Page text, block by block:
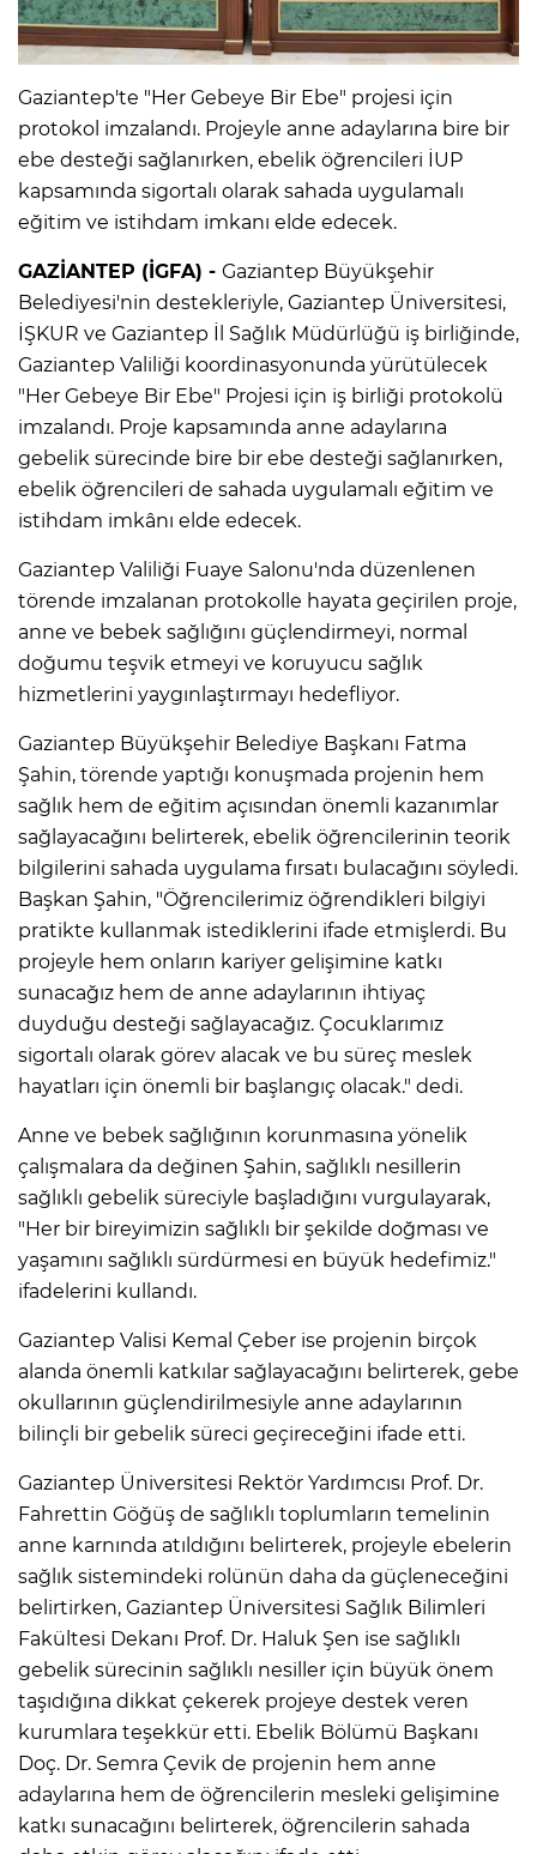
Gaziantep'te "Her Gebeye Bir Ebe" projesi için
protokol imzalandı. Projeyle anne adaylarına bire bir
ebe desteği sağlanırken, ebelik öğrencileri İUP
kapsamında sigortalı olarak sahada uygulamalı
eğitim ve istihdam imkanı elde edecek.
GAZİANTEP (İGFA) - Gaziantep Büyükşehir
Belediyesi'nin destekleriyle, Gaziantep Üniversitesi,
İŞKUR ve Gaziantep İl Sağlık Müdürlüğü iş birliğinde,
Gaziantep Valiliği koordinasyonunda yürütülecek
"Her Gebeye Bir Ebe" Projesi için iş birliği protokolü
imzalandı. Proje kapsamında anne adaylarına
gebelik sürecinde bire bir ebe desteği sağlanırken,
ebelik öğrencileri de sahada uygulamalı eğitim ve
istihdam imkânı elde edecek.
Gaziantep Valiliği Fuaye Salonu'nda düzenlenen
törende imzalanan protokolle hayata geçirilen proje,
anne ve bebek sağlığını güçlendirmeyi, normal
doğumu teşvik etmeyi ve koruyucu sağlık
hizmetlerini yaygınlaştırmayı hedefliyor.
Gaziantep Büyükşehir Belediye Başkanı Fatma
Şahin, törende yaptığı konuşmada projenin hem
sağlık hem de eğitim açısından önemli kazanımlar
sağlayacağını belirterek, ebelik öğrencilerinin teorik
bilgilerini sahada uygulama fırsatı bulacağını söyledi.
Başkan Şahin, "Öğrencilerimiz öğrendikleri bilgiyi
pratikte kullanmak istediklerini ifade etmişlerdi. Bu
projeyle hem onların kariyer gelişimine katkı
sunacağız hem de anne adaylarının ihtiyaç
duyduğu desteği sağlayacağız. Çocuklarımız
sigortalı olarak görev alacak ve bu süreç meslek
hayatları için önemli bir başlangıç olacak." dedi.
Anne ve bebek sağlığının korunmasına yönelik
çalışmalara da değinen Şahin, sağlıklı nesillerin
sağlıklı gebelik süreciyle başladığını vurgulayarak,
"Her bir bireyimizin sağlıklı bir şekilde doğması ve
yaşamını sağlıklı sürdürmesi en büyük hedefimiz."
ifadelerini kullandı.
Gaziantep Valisi Kemal Çeber ise projenin birçok
alanda önemli katkılar sağlayacağını belirterek, gebe
okullarının güçlendirilmesiyle anne adaylarının
bilinçli bir gebelik süreci geçireceğini ifade etti.
Gaziantep Üniversitesi Rektör Yardımcısı Prof. Dr.
Fahrettin Göğüş de sağlıklı toplumların temelinin
anne karnında atıldığını belirterek, projeyle ebelerin
sağlık sistemindeki rolünün daha da güçleneceğini
belirtirken, Gaziantep Üniversitesi Sağlık Bilimleri
Fakültesi Dekanı Prof. Dr. Haluk Şen ise sağlıklı
gebelik sürecinin sağlıklı nesiller için büyük önem
taşıdığına dikkat çekerek projeye destek veren
kurumlara teşekkür etti. Ebelik Bölümü Başkanı
Doç. Dr. Semra Çevik de projenin hem anne
adaylarına hem de öğrencilerin mesleki gelişimine
katkı sunacağını belirterek, öğrencilerin sahada